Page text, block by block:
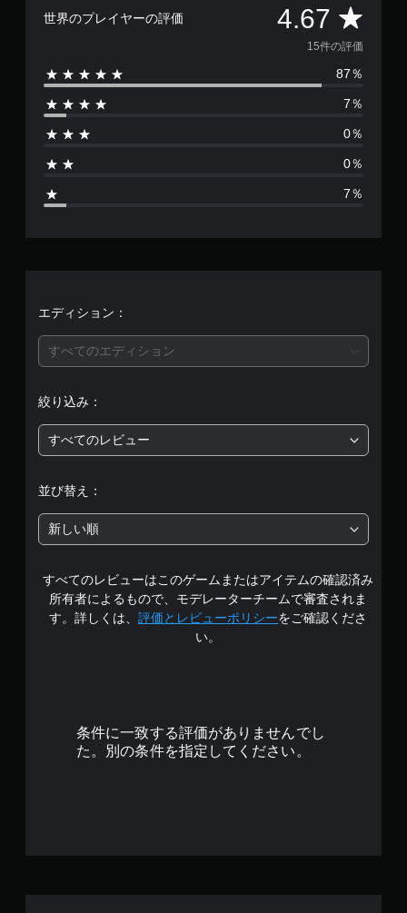
世界のプレイヤーの評価 4.67 評
価
数
は
5
5
段
中
の
4
.
15件の評価
87％
7％
0％
0％
7％
エディション：
すべてのエディション
絞り込み：
すべてのレビュー
並び替え：
新しい順
すべてのレビューはこのゲームまたはアイテムの確認済み
所有者によるもので、モデレーターチームで審査されま
す。詳しくは、 評価とレビューポリシーをご確認くださ
い。
条件に一致する評価がありませんでし
た。別の条件を指定してください。